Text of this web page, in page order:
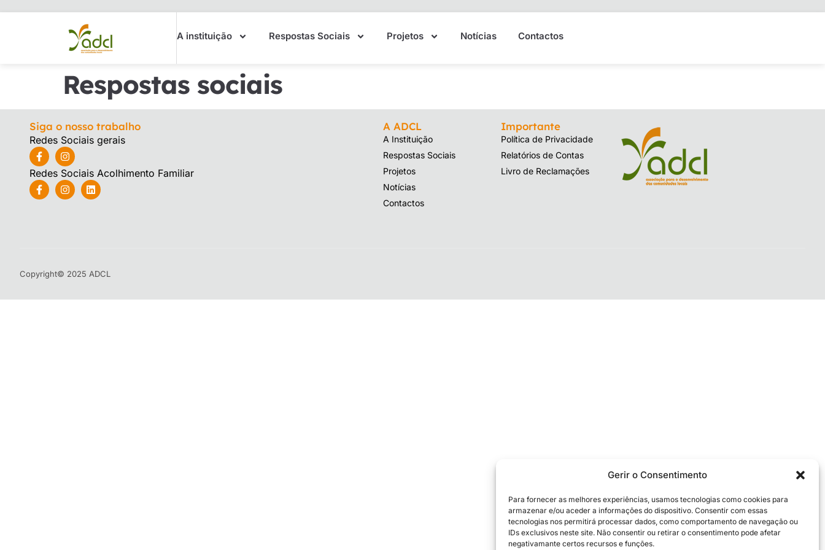
Gerir o Consentimento
Para fornecer as melhores experiências, usamos tecnologias como cookies para
armazenar e/ou aceder a informações do dispositivo. Consentir com essas
tecnologias nos permitirá processar dados, como comportamento de navegação ou
IDs exclusivos neste site. Não consentir ou retirar o consentimento pode afetar
negativamante certos recursos e funções.
A instituição Respostas Sociais Projetos Notícias Contactos
Respostas sociais
Siga o nosso trabalho
Redes Sociais gerais
Redes Sociais Acolhimento Familiar
A ADCL
A Instituição
Respostas Sociais
Projetos
Notícias
Contactos
Importante
Política de Privacidade
Relatórios de Contas
Livro de Reclamações
Copyright© 2025 ADCL